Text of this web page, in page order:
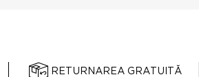
RETURNAREA GRATUITĂ